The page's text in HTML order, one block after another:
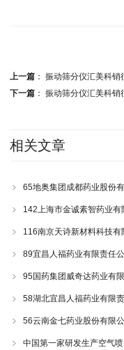
上一篇： 振动筛分仪汇美科
下一篇： 振动筛分仪汇美科
相关文章
65地奥集团成都药业股份
142上海市金诚素智药业
116南京天诗新材料科技
89宜昌人福药业有限责任
95国药集团威奇达药业有
58湖北宜昌人福药业有限
56云南金七药业股份有限
中国第一家研发生产空气